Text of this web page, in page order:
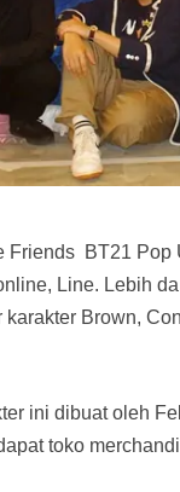
Friends BT21
Line. Lebih
Brown,
ini dibuat oleh
toko